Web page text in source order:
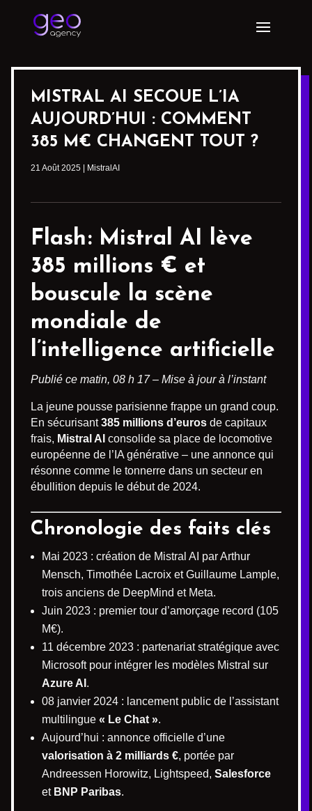
MISTRAL AI SECOUE L’IA
AUJOURD’HUI : COMMENT
385 M€ CHANGENT TOUT ?
21 Août 2025 MistralAI
Flash : Mistral AI lève
385 millions € et
bouscule la scène
mondiale de
l’intelligence artificielle
Publié ce matin, 08 h 17 – Mise à jour à l’instant
La jeune pousse parisienne frappe un grand coup.
En sécurisant385 millions d’euros de capitaux
frais, Mistral AI consolide sa place de locomotive
européenne de l’IA générative – une annonce qui
résonne comme le tonnerre dans un secteur en
ébullition depuis le début de 2024.
Chronologie des faits clés
Mai 2023 : création de Mistral AI par Arthur
Mensch, Timothée Lacroix et Guillaume Lample,
trois anciens de DeepMind et Meta.
Juin 2023 : premier tour d’amorçage record (105
M€).
11 décembre 2023 : partenariat stratégique avec
Microsoft pour intégrer les modèles Mistral sur
Azure AI .
08 janvier 2024 : lancement public de l’assistant
multilingue « Le Chat ».
Aujourd’hui : annonce officielle d’une
valorisation à 2 milliards €, portée par
Andreessen Horowitz, Lightspeed, Salesforce
et BNP Paribas.